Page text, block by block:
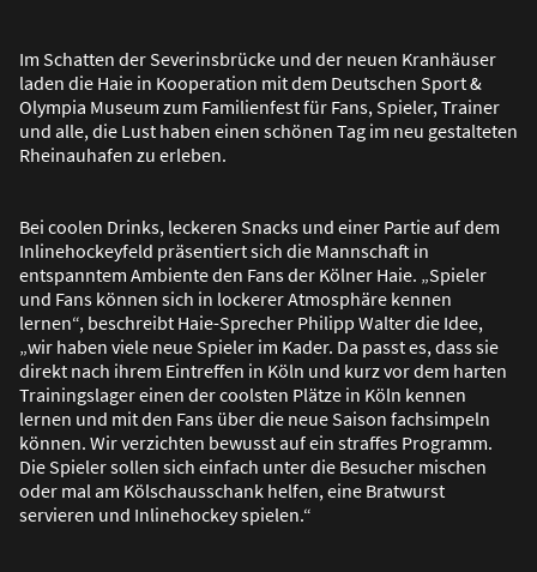
Im Schatten der Severinsbrücke und der neuen Kranhäuser
laden die Haie in Kooperation mit dem Deutschen Sport &
Olympia Museum zum Familienfest für Fans, Spieler, Trainer
und alle, die Lust haben einen schönen Tag im neu gestalteten
Rheinauhafen zu erleben.
Bei coolen Drinks, leckeren Snacks und einer Partie auf dem
Inlinehockeyfeld präsentiert sich die Mannschaft in
entspanntem Ambiente den Fans der Kölner Haie. „Spieler
und Fans können sich in lockerer Atmosphäre kennen
lernen“, beschreibt Haie-Sprecher Philipp Walter die Idee,
„wir haben viele neue Spieler im Kader. Da passt es, dass sie
direkt nach ihrem Eintreffen in Köln und kurz vor dem harten
Trainingslager einen der coolsten Plätze in Köln kennen
lernen und mit den Fans über die neue Saison fachsimpeln
können. Wir verzichten bewusst auf ein straffes Programm.
Die Spieler sollen sich einfach unter die Besucher mischen
oder mal am Kölschausschank helfen, eine Bratwurst
servieren und Inlinehockey spielen.“